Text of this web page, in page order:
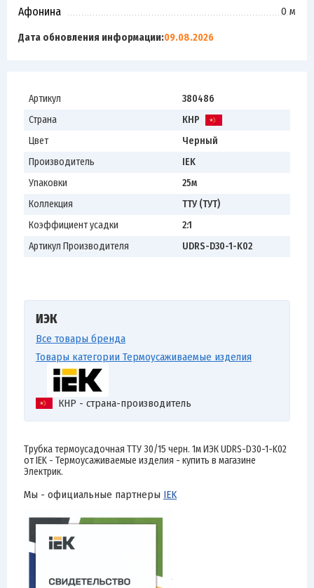
Афонина 0 м
Дата обновления информации:09.08.2026
Артикул
380486
Страна
КНР
Цвет
Черный
Производитель
IEK
Упаковки
25м
Коллекция
ТТУ (ТУТ)
Коэффициент усадки
2:1
Артикул Производителя
UDRS-D30-1-K02
ИЭК
Все товары бренда
Товары категории Термоусаживаемые изделия
КНР - страна-производитель
Трубка термоусадочная ТТУ 30/15 черн. 1м ИЭК UDRS-D30-1-K02
от IEK - Термоусаживаемые изделия - купить в магазине
Электрик.
Мы - официальные партнеры IEK